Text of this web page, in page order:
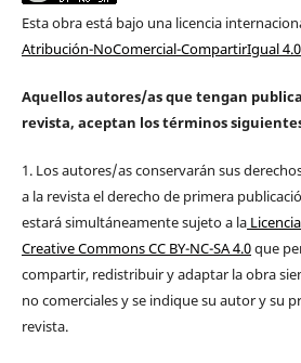
Esta obra está bajo una licencia
Atribución-NoComercial-CompartirIgual 4.0
Aquellos autores/as que tengan
revista, aceptan los términos
1. Los autores/as conservarán sus
a la revista el derecho de primera
estará simultáneamente sujeto a la
Creative Commons CC BY-NC-SA 4.0que
compartir, redistribuir y adaptar la obra
no comerciales y se indique su autor y su
revista.